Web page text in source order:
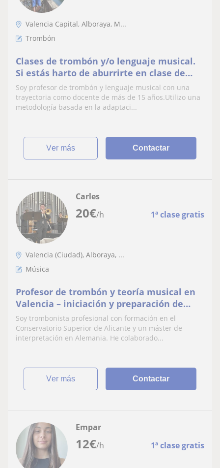
Valencia Capital, Alboraya, M...
Trombón
Clases de trombón y/o lenguaje musical.
Si estás harto de aburrirte en clase de
música, aprende trabajando la motivación
y la creatividad
Soy profesor de trombón y lenguaje musical con una
trayectoria como docente de más de 15 años.Utilizo una
metodología basada en la adaptaci...
ver más Contactar
20€/h 1ª clase gratis
Carles
Valencia (Ciudad), Alboraya, ...
Música
Profesor de trombón y teoría musical en
Valencia – iniciación y preparación de
exámenes
Soy trombonista profesional con formación en el
Conservatorio Superior de Alicante y un máster de
interpretación en Alemania. He colaborado...
ver más Contactar
12€/h 1ª clase gratis
Empar